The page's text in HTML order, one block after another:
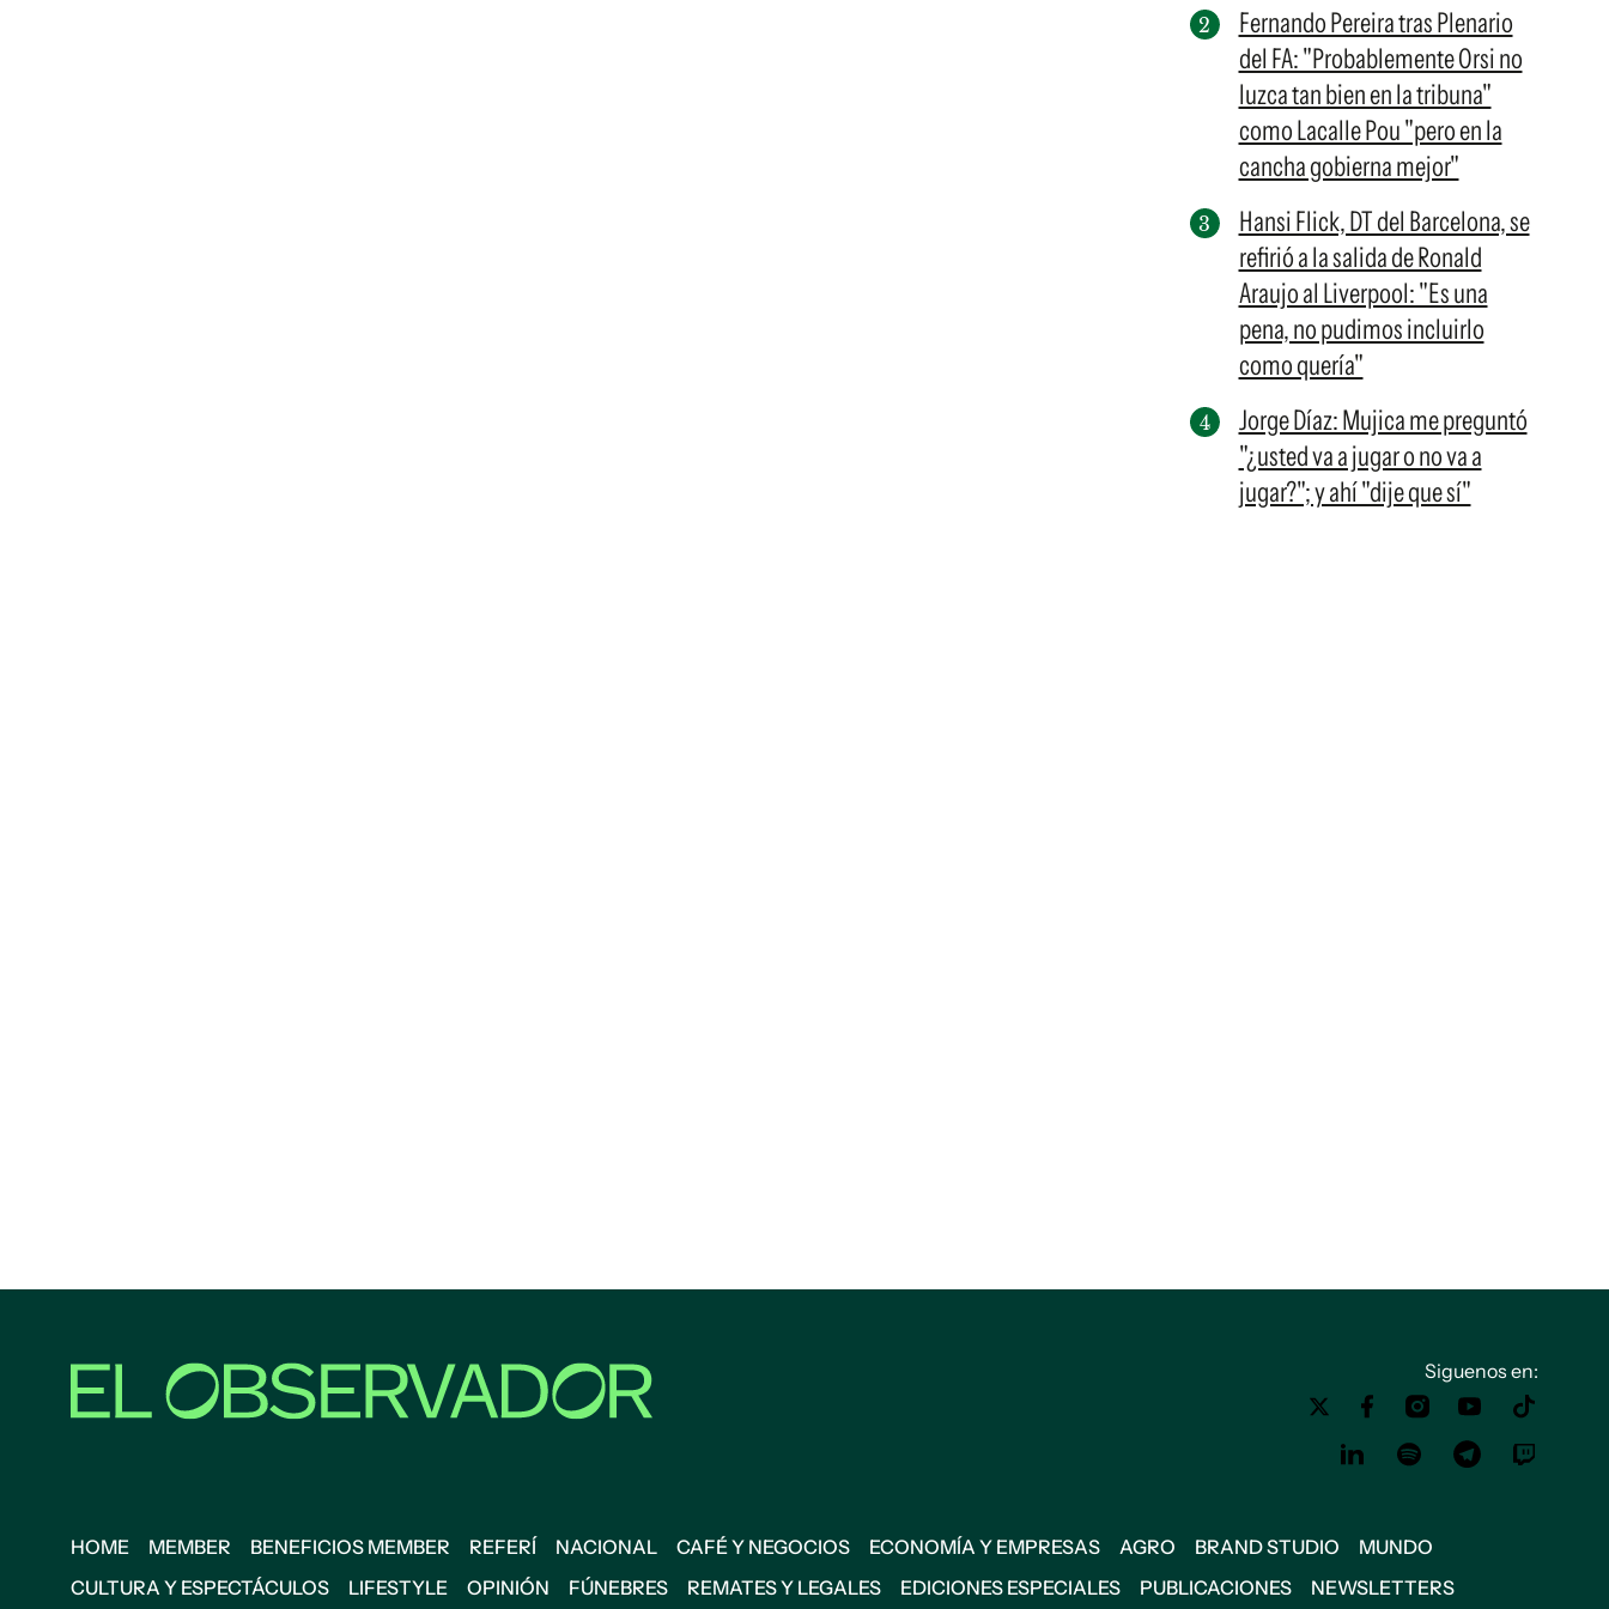
Fernando Pereira tras Plenario
del FA: "Probablemente Orsi no
luzca tan bien en la tribuna"
como Lacalle Pou "pero en la
cancha gobierna mejor"
Hansi Flick, DT del Barcelona, se
refirió a la salida de Ronald
Araujo al Liverpool: "Es una
pena, no pudimos incluirlo
como quería"
Jorge Díaz: Mujica me preguntó
"¿usted va a jugar o no va a
jugar?"; y ahí "dije que sí"
Siguenos en:
HOME MEMBER BENEFICIOS MEMBER REFERÍ NACIONAL CAFÉ Y NEGOCIOS ECONOMÍA Y EMPRESAS AGRO BRAND STUDIO
MUNDO
CULTURA Y ESPECTÁCULOS
LIFESTYLE OPINIÓN FÚNEBRES REMATES Y LEGALES EDICIONES ESPECIALES PUBLICACIONES NEWSLETTERS